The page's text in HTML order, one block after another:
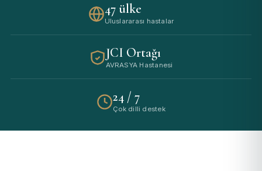
47 ülke
Uluslararası hastalar
JCI Ortağı
AVRASYA Hastanesi
24 / 7
Çok dilli destek